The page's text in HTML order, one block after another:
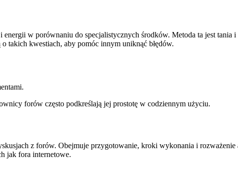
w porównaniu do specjalistycznych środków. Metoda ta jest tania
takich kwestiach, aby pomóc innym uniknąć błędów.
forów często podkreślają jej prostotę w codziennym użyciu.
z forów. Obejmuje przygotowanie, kroki wykonania i rozważenie
jak fora internetowe.